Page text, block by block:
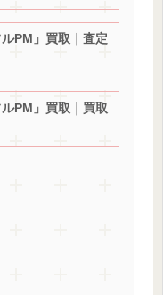
PM」買取｜査定
PM」買取｜買取